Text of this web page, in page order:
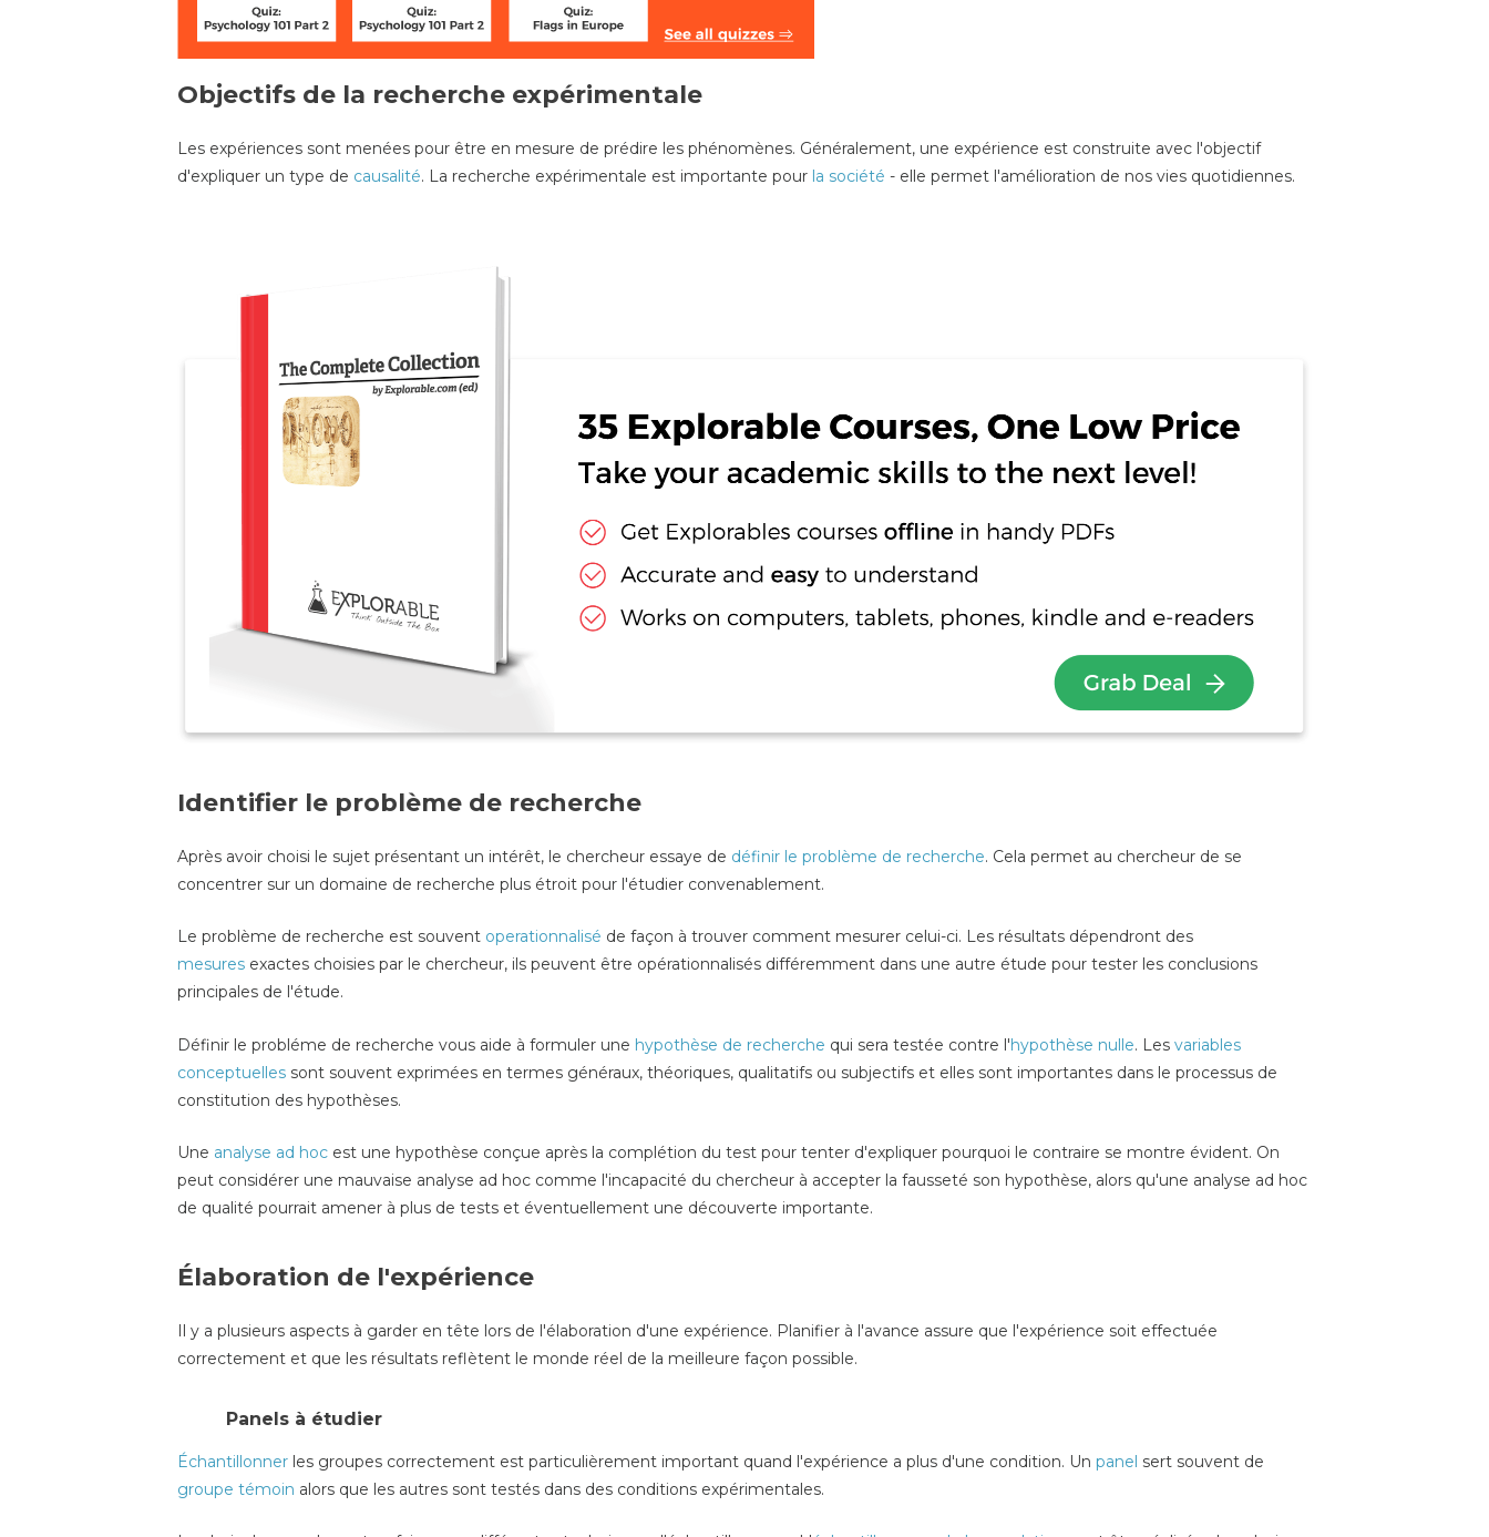
Objectifs de la recherche expérimentale
Les expériences sont menées pour être en mesure de prédire les phénomènes. Généralement, une expérience est construite avec l'objectif
d'expliquer un type de causalité. La recherche expérimentale est importante pour la société - elle permet l'amélioration de nos vies quotidiennes.
Identifier le problème de recherche
Après avoir choisi le sujet présentant un intérêt, le chercheur essaye de définir le problème de recherche. Cela permet au chercheur de se
concentrer sur un domaine de recherche plus étroit pour l'étudier convenablement.
Le problème de recherche est souvent operationnalisé de façon à trouver comment mesurer celui-ci. Les résultats dépendront des
mesures exactes choisies par le chercheur, ils peuvent être opérationnalisés différemment dans une autre étude pour tester les conclusions
principales de l'étude.
Définir le probléme de recherche vous aide à formuler une hypothèse de recherche qui sera testée contre l'hypothèse nulle. Les variables
conceptuelles sont souvent exprimées en termes généraux, théoriques, qualitatifs ou subjectifs et elles sont importantes dans le processus de
constitution des hypothèses.
Une analyse ad hoc est une hypothèse conçue après la complétion du test pour tenter d'expliquer pourquoi le contraire se montre évident. On
peut considérer une mauvaise analyse ad hoc comme l'incapacité du chercheur à accepter la fausseté son hypothèse, alors qu'une analyse ad hoc
de qualité pourrait amener à plus de tests et éventuellement une découverte importante.
Élaboration de l'expérience
Il y a plusieurs aspects à garder en tête lors de l'élaboration d'une expérience. Planifier à l'avance assure que l'expérience soit effectuée
correctement et que les résultats reflètent le monde réel de la meilleure façon possible.
Panels à étudier
Échantillonner les groupes correctement est particulièrement important quand l'expérience a plus d'une condition. Un panel sert souvent de
groupe témoin alors que les autres sont testés dans des conditions expérimentales.